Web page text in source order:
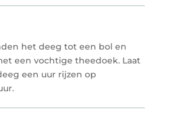
het deeg tot een bol en
een vochtige theedoek. Laat
een uur rijzen op